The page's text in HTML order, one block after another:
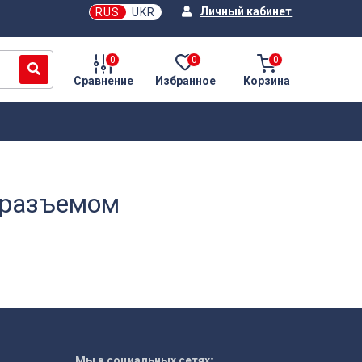
RUS UKR Личный кабинет
0
Сравнение
0
Избранное
0
Корзина